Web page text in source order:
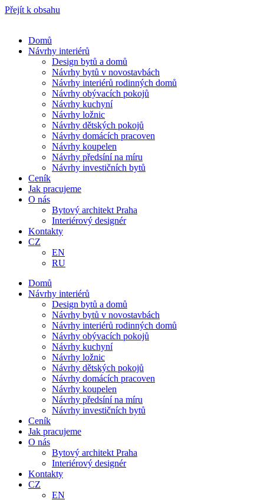
Přejít k obsahu
Domů
Návrhy interiérů
Design bytů a domů
Návrhy bytů v novostavbách
Návrhy interiérů rodinných domů
Návrhy obývacích pokojů
Návrhy kuchyní
Návrhy ložnic
Návrhy dětských pokojů
Návrhy domácích pracoven
Návrhy koupelen
Návrhy předsíní na míru
Návrhy investičních bytů
Ceník
Jak pracujeme
O nás
Bytový architekt Praha
Interiérový designér
Kontakty
CZ
EN
RU
Domů
Návrhy interiérů
Design bytů a domů
Návrhy bytů v novostavbách
Návrhy interiérů rodinných domů
Návrhy obývacích pokojů
Návrhy kuchyní
Návrhy ložnic
Návrhy dětských pokojů
Návrhy domácích pracoven
Návrhy koupelen
Návrhy předsíní na míru
Návrhy investičních bytů
Ceník
Jak pracujeme
O nás
Bytový architekt Praha
Interiérový designér
Kontakty
CZ
EN